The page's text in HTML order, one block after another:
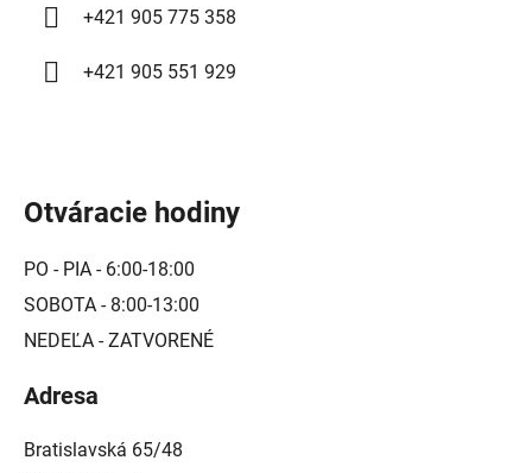
+421 905 775 358
+421 905 551 929
Otváracie hodiny
PO - PIA - 6:00-18:00
SOBOTA - 8:00-13:00
NEDEĽA - ZATVORENÉ
Adresa
Bratislavská 65/48